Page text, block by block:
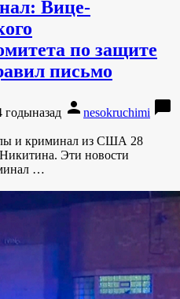
Вице-
по защите
письмо
годыназад person nesokruchimi chat_bubble
и криминал из США 28
Эти новости
…